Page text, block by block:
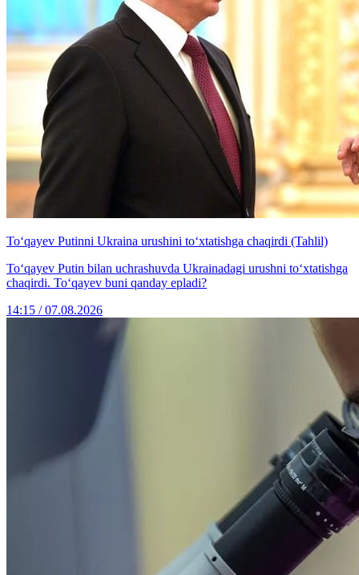
To‘qayev Putinni Ukraina urushini to‘xtatishga chaqirdi (Tahlil)
To‘qayev Putin bilan uchrashuvda Ukrainadagi urushni to‘xtatishga
chaqirdi. To‘qayev buni qanday epladi?
14:15 / 07.08.2026